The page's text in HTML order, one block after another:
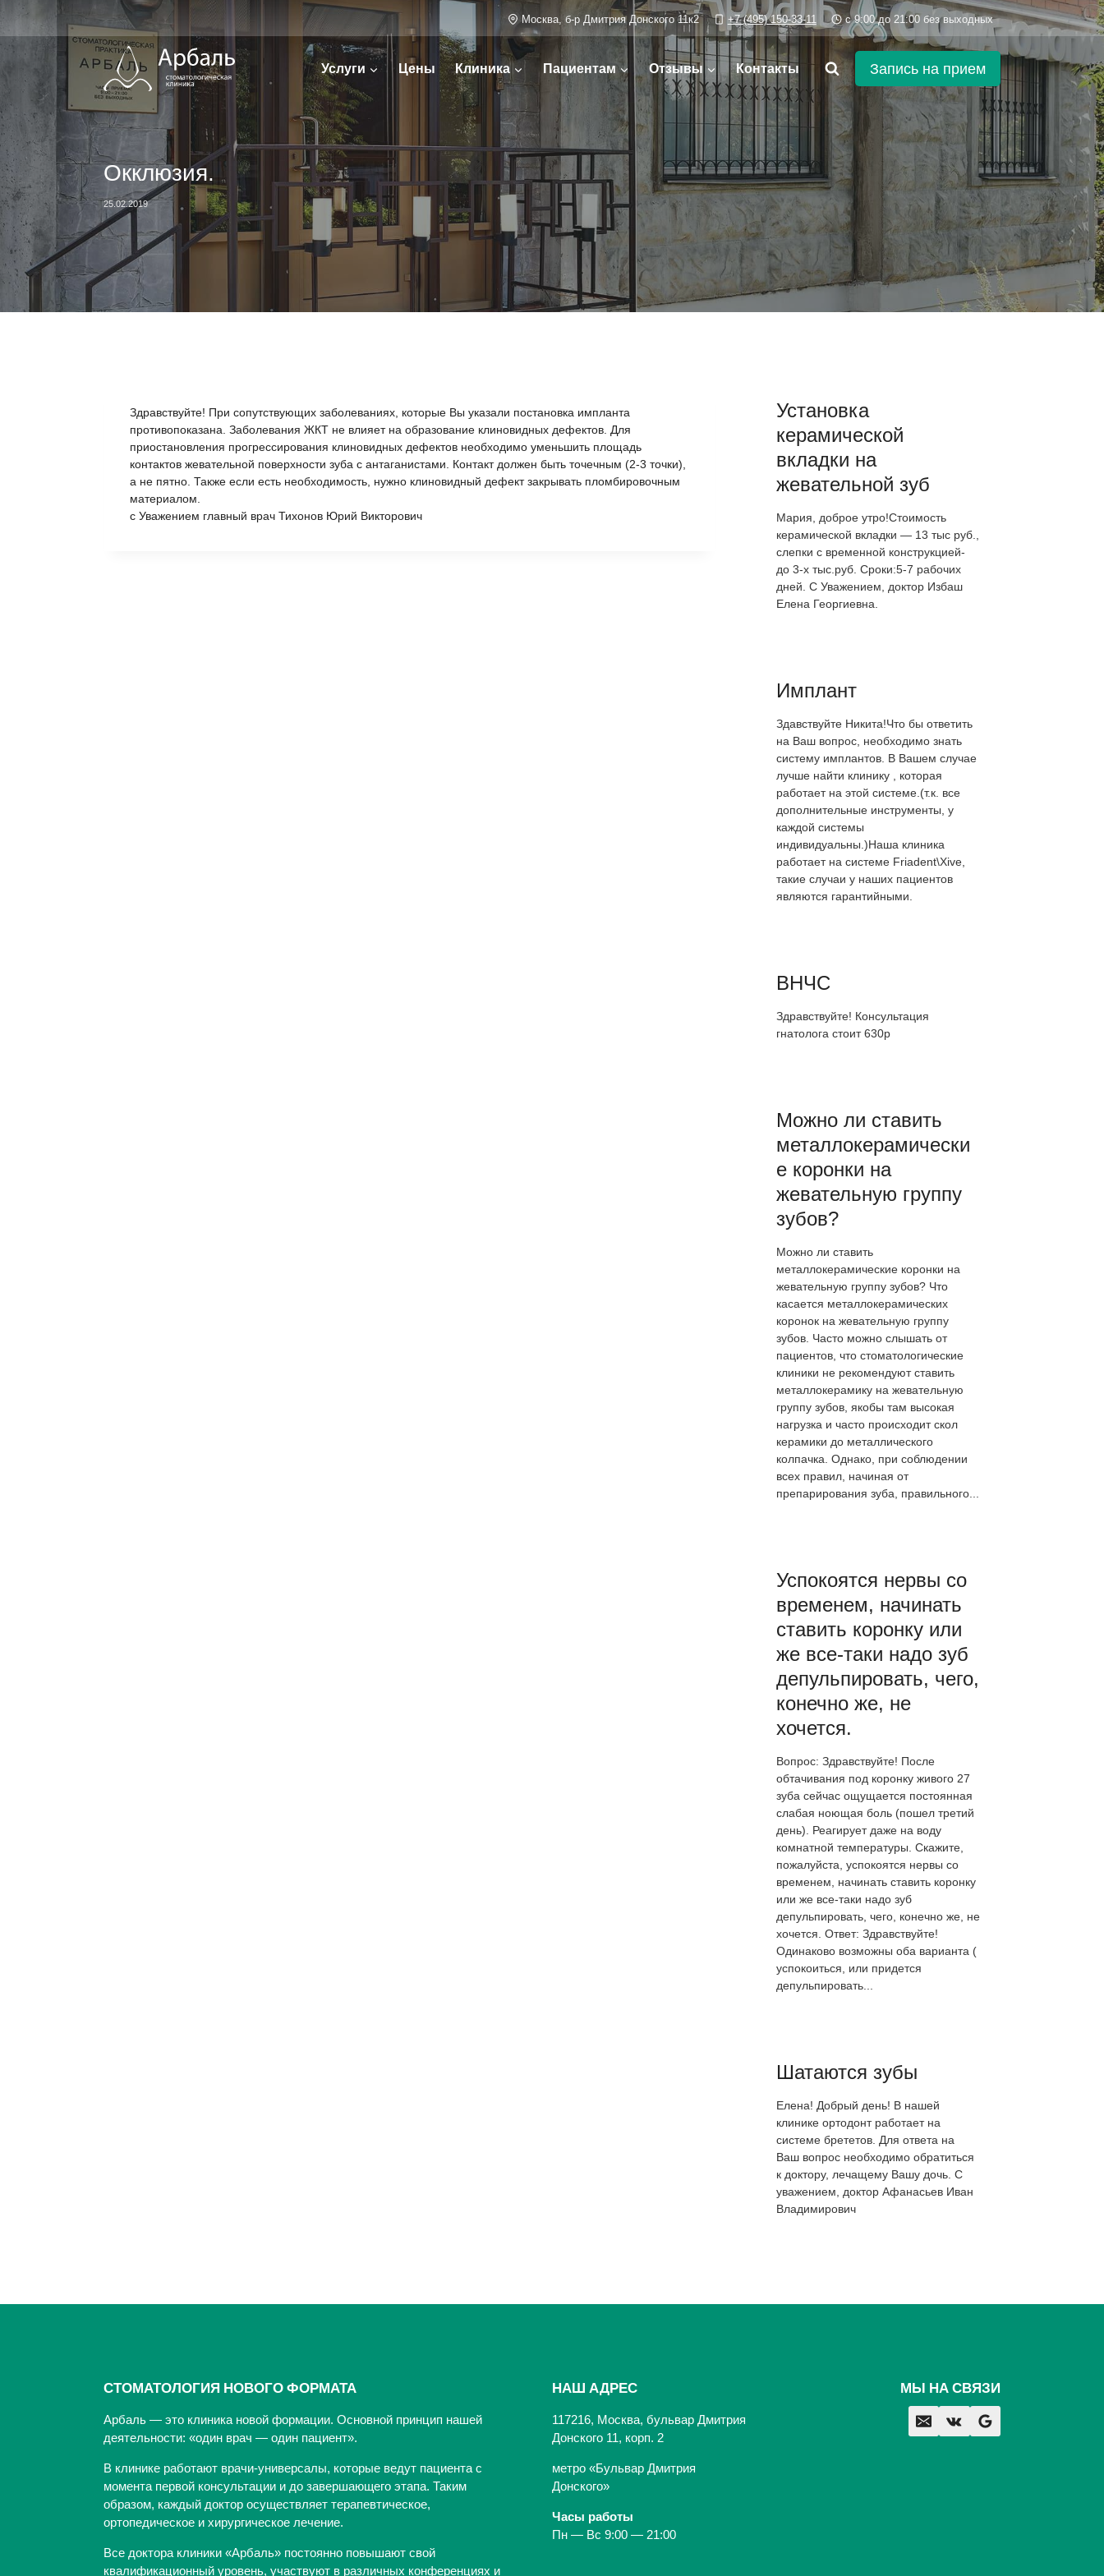
Перейти
содержимому
Москва, б-р Дмитрия Донского 11к2 +7 (495) 150-33-11 c 9:00 до 21:00 без выходных
Услуги Цены Клиника Пациентам Отзывы Контакты Запись на прием
Окклюзия.
25.02.2019
Здравствуйте! При сопутствующих заболеваниях, которые Вы указали постановка импланта
противопоказана. Заболевания ЖКТ не влияет на образование клиновидных дефектов. Для
приостановления прогрессирования клиновидных дефектов необходимо уменьшить площадь
контактов жевательной поверхности зуба с антаганистами. Контакт должен быть точечным (2-3 точки),
а не пятно. Также если есть необходимость, нужно клиновидный дефект закрывать пломбировочным
материалом.
с Уважением главный врач Тихонов Юрий Викторович
Установка
керамической
вкладки на
жевательной зуб
Мария, доброе утро!Стоимость
керамической вкладки — 13 тыс руб.,
слепки с временной конструкцией-
до 3-х тыс.руб. Сроки:5-7 рабочих
дней. С Уважением, доктор Избаш
Елена Георгиевна.
Имплант
Здавствуйте Никита!Что бы ответить
на Ваш вопрос, необходимо знать
систему имплантов. В Вашем случае
лучше найти клинику , которая
работает на этой системе.(т.к. все
дополнительные инструменты, у
каждой системы
индивидуальны.)Наша клиника
работает на системе Friadent\Xive,
такие случаи у наших пациентов
являются гарантийными.
ВНЧС
Здравствуйте! Консультация
гнатолога стоит 630р
Можно ли ставить
металлокерамически
е коронки на
жевательную группу
зубов?
Можно ли ставить
металлокерамические коронки на
жевательную группу зубов? Что
касается металлокерамических
коронок на жевательную группу
зубов. Часто можно слышать от
пациентов, что стоматологические
клиники не рекомендуют ставить
металлокерамику на жевательную
группу зубов, якобы там высокая
нагрузка и часто происходит скол
керамики до металлического
колпачка. Однако, при соблюдении
всех правил, начиная от
препарирования зуба, правильного...
Успокоятся нервы со
временем, начинать
ставить коронку или
же все-таки надо зуб
депульпировать, чего,
конечно же, не
хочется.
Вопрос: Здравствуйте! После
обтачивания под коронку живого 27
зуба сейчас ощущается постоянная
слабая ноющая боль (пошел третий
день). Реагирует даже на воду
комнатной температуры. Скажите,
пожалуйста, успокоятся нервы со
временем, начинать ставить коронку
или же все-таки надо зуб
депульпировать, чего, конечно же, не
хочется. Ответ: Здравствуйте!
Одинаково возможны оба варианта (
успокоиться, или придется
депульпировать...
Шатаются зубы
Елена! Добрый день! В нашей
клинике ортодонт работает на
системе брететов. Для ответа на
Ваш вопрос необходимо обратиться
к доктору, лечащему Вашу дочь. С
уважением, доктор Афанасьев Иван
Владимирович
СТОМАТОЛОГИЯ НОВОГО ФОРМАТА
Арбаль — это клиника новой формации. Основной принцип нашей
деятельности: «один врач — один пациент».
В клинике работают врачи-универсалы, которые ведут пациента с
момента первой консультации и до завершающего этапа. Таким
образом, каждый доктор осуществляет терапевтическое,
ортопедическое и хирургическое лечение.
Все доктора клиники «Арбаль» постоянно повышают свой
квалификационный уровень, участвуют в различных конференциях и
НАШ АДРЕС
117216, Москва, бульвар Дмитрия
Донского 11, корп. 2
метро «Бульвар Дмитрия
Донского»
Часы работы
Пн — Вс 9:00 — 21:00
МЫ НА СВЯЗИ